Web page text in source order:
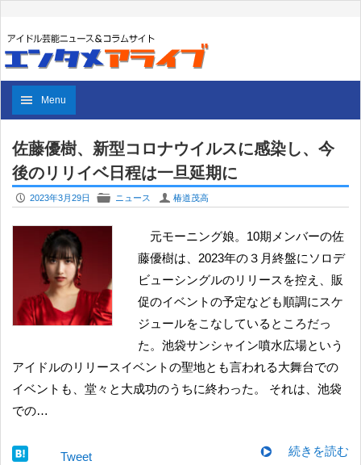
Menu
佐藤優樹、新型コロナウイルスに感染し、今
後のリリイベ日程は一旦延期に
P 2023年3月29日 F ニュース U 椿道茂高
元モーニング娘。10期メンバーの佐
藤優樹は、2023年の３月終盤にソロデ
ビューシングルのリリースを控え、販
促のイベントの予定なども順調にスケ
ジュールをこなしているところだっ
た。池袋サンシャイン噴水広場という
アイドルのリリースイベントの聖地とも言われる大舞台での
イベントも、堂々と大成功のうちに終わった。 それは、池袋
での…
続きを読む
Tweet